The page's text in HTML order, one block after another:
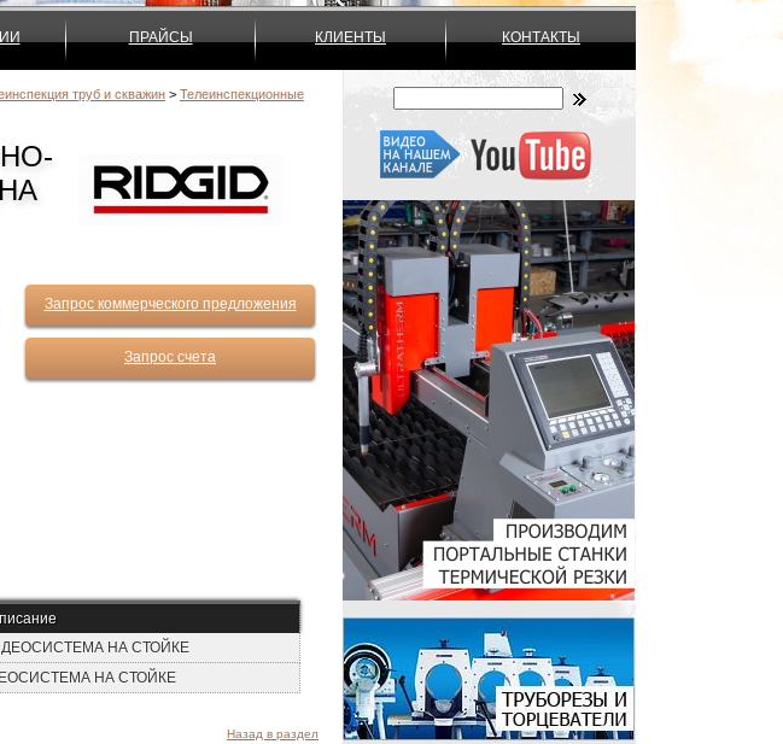
ПРАЙСЫ КЛИЕНТЫ КОНТАКТЫ
труб и скважин > Телеинспекционные
Запрос коммерческого предложения
Запрос счета
НА СТОЙКЕ
НА СТОЙКЕ
Назад в раздел